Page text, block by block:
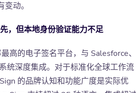
动。
，但本地身份验证能力不足
高的电子签名平台，与 Salesforce、
统深度集成。对于标准化全球工作流
的品牌认知和功能广度是实际优